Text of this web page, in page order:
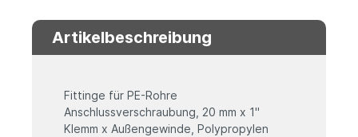
Artikelbeschreibung
Fittinge für PE-Rohre
Anschlussverschraubung, 20 mm x 1"
Klemm x Außengewinde, Polypropylen